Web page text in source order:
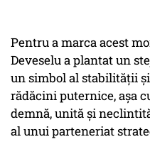
Pentru a marca acest
Deveselu a plantat un
un simbol al stabilității
rădăcini puternice, așa
demnă, unită și
al unui parteneriat